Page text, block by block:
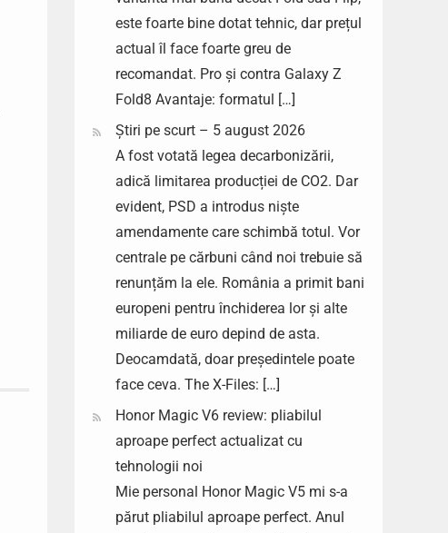
este foarte bine dotat tehnic, dar prețul
actual îl face foarte greu de
recomandat. Pro și contra Galaxy Z
Fold8 Avantaje: formatul […]
Știri pe scurt – 5 august 2026
A fost votată legea decarbonizării,
adică limitarea producției de CO2. Dar
evident, PSD a introdus niște
amendamente care schimbă totul. Vor
centrale pe cărbuni când noi trebuie să
renunțăm la ele. România a primit bani
europeni pentru închiderea lor și alte
miliarde de euro depind de asta.
Deocamdată, doar președintele poate
face ceva. The X-Files: […]
Honor Magic V6 review: pliabilul
aproape perfect actualizat cu
tehnologii noi
Mie personal Honor Magic V5 mi s-a
părut pliabilul aproape perfect. Anul